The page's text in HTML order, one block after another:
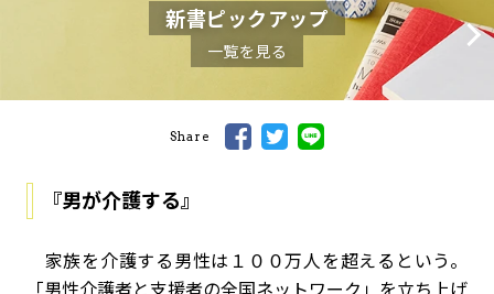
新書ピックアップ
一覧を見る
Share
『男が介護する』
家族を介護する男性は１００万人を超えるという。
「男性介護者と支援者の全国ネットワーク」を立ち上げ